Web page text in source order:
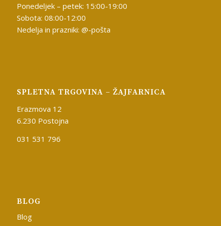
Ponedeljek – petek: 15:00-19:00
Sobota: 08:00-12:00
Nedelja in prazniki: @-pošta
SPLETNA TRGOVINA – ŽAJFARNICA
Erazmova 12
6.230 Postojna
031 531 796
BLOG
Blog